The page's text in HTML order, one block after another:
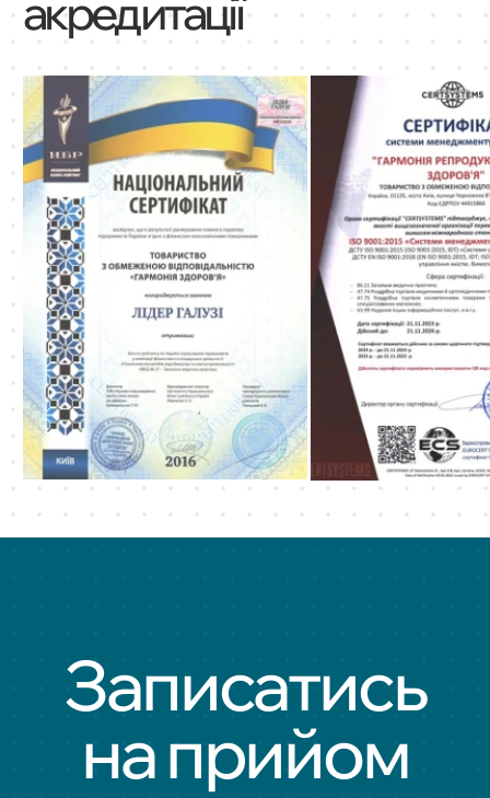
акредитації
Записатись
на прийом